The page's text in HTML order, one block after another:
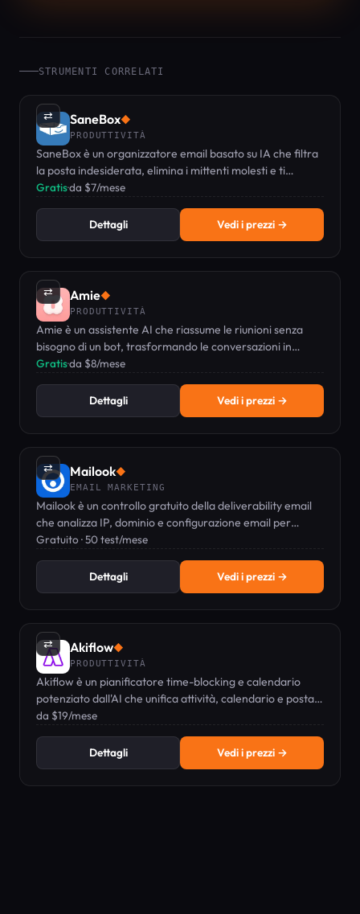
STRUMENTI CORRELATI
⇄ SaneBox◆
PRODUTTIVITÀ
SaneBox è un organizzatore email basato su IA che filtra
la posta indesiderata, elimina i mittenti molesti e ti
ricorda di dare seguito ai messaggi importanti.
Gratis·da $7/mese
Dettagli Vedi i prezzi →
⇄ Amie◆
PRODUTTIVITÀ
Amie è un assistente AI che riassume le riunioni senza
bisogno di un bot, trasformando le conversazioni in
attività da svolgere, con calendario e gestione delle
Gratis·da $8/mese
Dettagli Vedi i prezzi →
⇄ Mailook◆
EMAIL MARKETING
Mailook è un controllo gratuito della deliverability email
che analizza IP, dominio e configurazione email per
evitare la cartella spam.
Gratuito · 50 test/mese
Dettagli Vedi i prezzi →
⇄ Akiflow◆
PRODUTTIVITÀ
Akiflow è un pianificatore time-blocking e calendario
potenziato dall'AI che unifica attività, calendario e posta
in arrivo in un'unica barra dei comandi pensata per la
da $19/mese
Dettagli Vedi i prezzi →